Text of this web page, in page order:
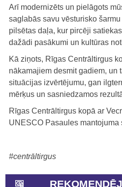
Arī modernizēts un pielāgots
saglabās savu vēsturisko
pilsētas daļa, kur pircēji
dažādi pasākumi un kultūras
Kā ziņots, Rīgas Centrāltirgus
nākamajiem desmit gadiem, un
situācijas izvērtējumu, gan
mērķus un sasniedzamos
Rīgas Centrāltirgus kopā ar
UNESCO Pasaules mantojuma
#centrāltirgus